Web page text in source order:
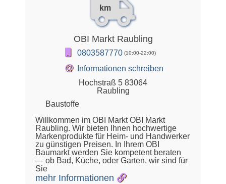
km
OBI Markt Raubling
0803587770 (10:00-22:00)
@
Informationen schreiben
Hochstraß 5 83064
Raubling
Baustoffe
Willkommen im OBI Markt OBI Markt
Raubling. Wir bieten Ihnen hochwertige
Markenprodukte für Heim- und Handwerker
zu günstigen Preisen. In Ihrem OBI
Baumarkt werden Sie kompetent beraten
— ob Bad, Küche, oder Garten, wir sind für
Sie
mehr Informationen